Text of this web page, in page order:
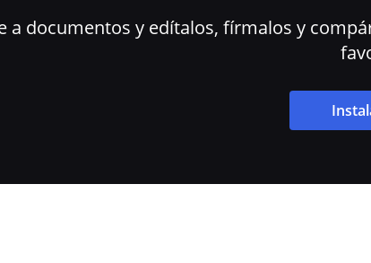
a documentos y edítalos, fírmalos y